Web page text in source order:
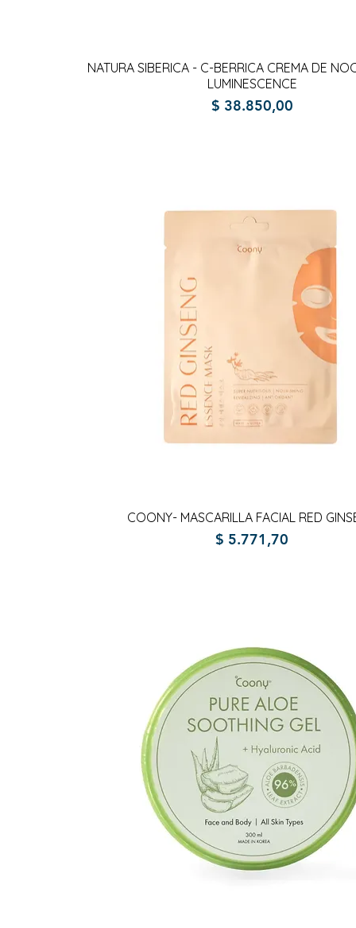
Vista rápida
NATURA SIBERICA - C-BERRICA CREMA DE
LUMINESCENCE
Precio
$ 38.850,00
Vista rápida
COONY- MASCARILLA FACIAL RED
Precio
$ 5.771,70